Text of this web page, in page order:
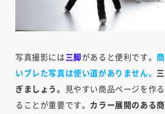
写真撮影には 三脚があると便利です。
いブレた写真は使い道がありません。
ぎましょう。
見やすい商品ページを作
ることが重要です。 カラー展開のある